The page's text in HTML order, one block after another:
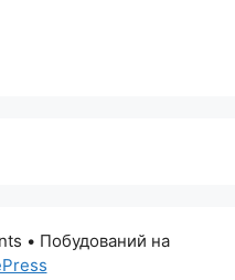
• Побудований на